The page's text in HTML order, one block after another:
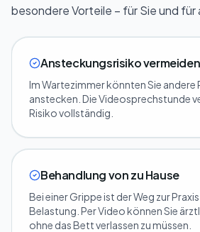
besondere Vorteile – für Sie und für
Ansteckungsrisiko vermeiden
Im Wartezimmer könnten Sie andere
anstecken. Die Videosprechstunde
Risiko vollständig.
Behandlung von zu Hause
Bei einer Grippe ist der Weg zur
Belastung. Per Video können Sie
ohne das Bett verlassen zu müssen.